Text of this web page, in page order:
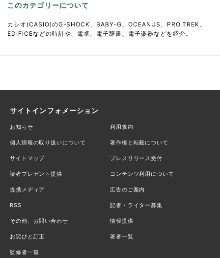
このカテゴリーについて
カシオ(CASIO)のG-SHOCK、BABY-G、OCEANUS、PRO TREK、
EDIFICEなどの時計や、電卓、電子辞書、電子楽器などを紹介。
サイトインフォメーション
お知らせ 利用規約
個人情報の取り扱いについて 著作権と転載について
サイトマップ プレスリリース受付
読者プレゼント提供 コンテンツ利用について
提携メディア 広告のご案内
RSS 記者・ライター募集
その他、お問い合わせ 情報提供
お詫びと訂正 著者一覧
監修者一覧